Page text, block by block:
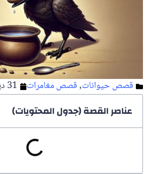
قصص حيوانات,قصص مغامرات 31 ديسمبر
عناصر القصة (جدول المحتويات)